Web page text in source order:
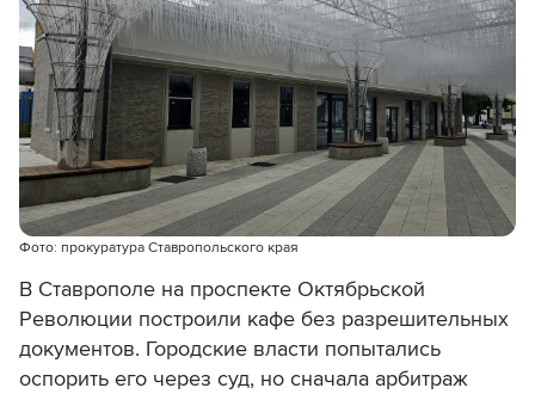
Фото: прокуратура Ставропольского края
В Ставрополе на проспекте Октябрьской
Революции построили кафе без разрешительных
документов. Городские власти попытались
оспорить его через суд, но сначала арбитраж